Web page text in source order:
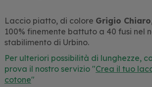
Laccio piatto, di colore Grigio Chiaro
100% finemente battuto a 40 fusi nel
stabilimento di Urbino.
Per ulteriori possibilità di lunghezze,
prova il nostro servizio "Crea il tuo
cotone"